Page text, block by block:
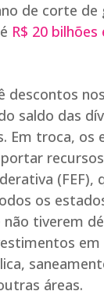
de corte de
R$ 20
descontos
saldo das
Em troca, os
os
não tiverem
em
áreas.